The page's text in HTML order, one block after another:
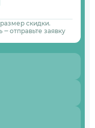
скидки.
отправьте заявку